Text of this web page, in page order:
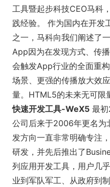
工具暨起步科技CEO马科
践经验。 作为国内在开发
之一，马科向我们阐述了
App因为在发现方式、传
会触发App行业的全面重
场景、更强的传播放大效
量。HTML5的未来无可限
快速开发工具-WeX5 最
公司后来于2006年更名为
发方向一直非常明确专注
研发，并先后推出了
列应用开发工具，用户几
业到军队军工、从政府到